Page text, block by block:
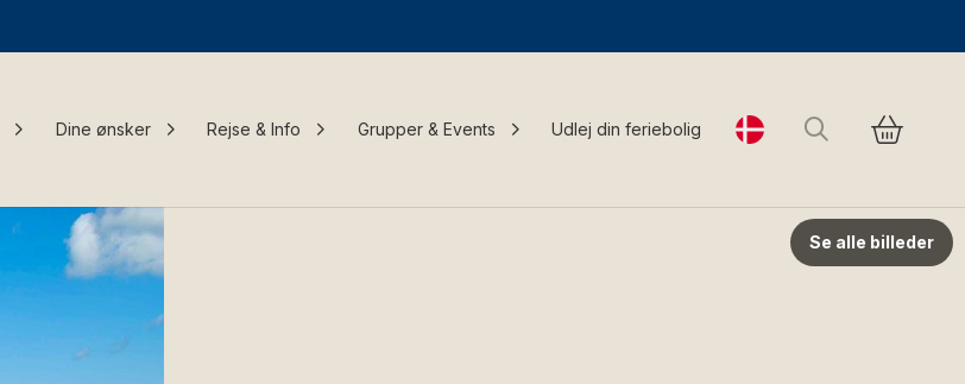
Dine ønsker Rejse & Info Grupper & Events Udlej din feriebolig Change language
Søg
Se alle billeder